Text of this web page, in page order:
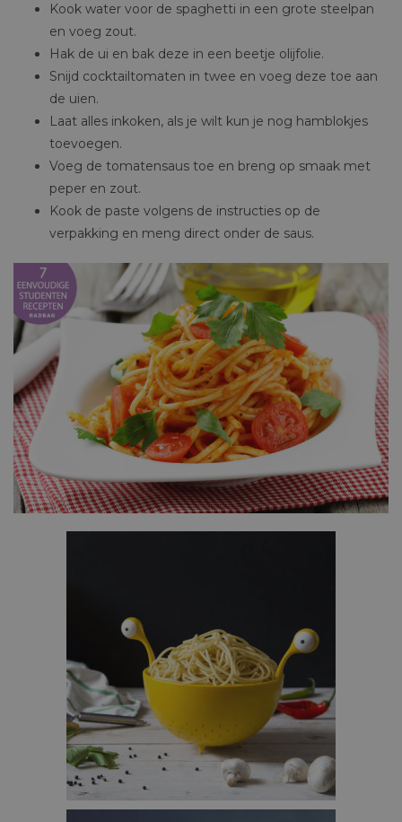
Kook water voor de spaghetti in een grote steelpan
en voeg zout.
Hak de ui en bak deze in een beetje olijfolie.
Snijd cocktailtomaten in twee en voeg deze toe aan
de uien.
Laat alles inkoken, als je wilt kun je nog hamblokjes
toevoegen.
Voeg de tomatensaus toe en breng op smaak met
peper en zout.
Kook de paste volgens de instructies op de
verpakking en meng direct onder de saus.